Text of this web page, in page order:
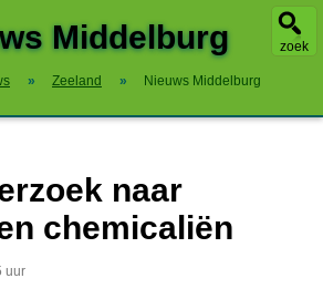
zoek
Middelburg
» Zeeland » Nieuws Middelburg
naar
chemicaliën
uur